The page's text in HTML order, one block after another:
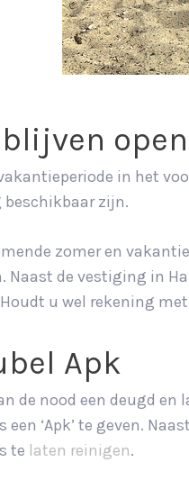
open
in het
beschikbaar zijn.
zomer en
Naast de vestiging in
u wel rekening
Apk
de nood een deugd
een ‘Apk’ te geven.
te laten reinigen.